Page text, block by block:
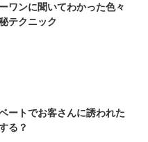
ワンに聞いてわかった色々
テクニック
ートでお客さんに誘われた
る？